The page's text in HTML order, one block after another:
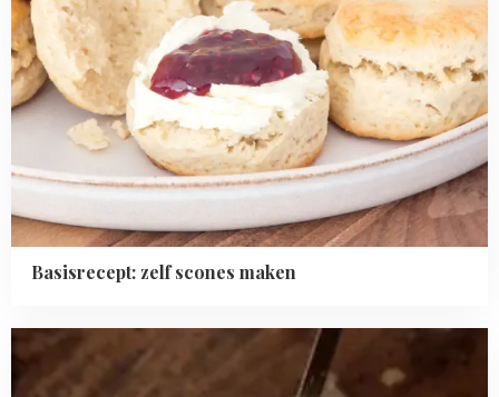
Basisrecept: zelf scones maken